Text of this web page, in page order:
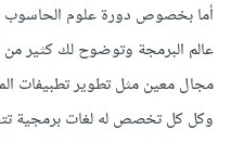
أما بخصوص دورة علوم الحاسوب
عالم البرمجة وتوضوح لك كثير
مجال معين مثل تطوير تطبيفات
وكل كل تخصص له لغات برمجية